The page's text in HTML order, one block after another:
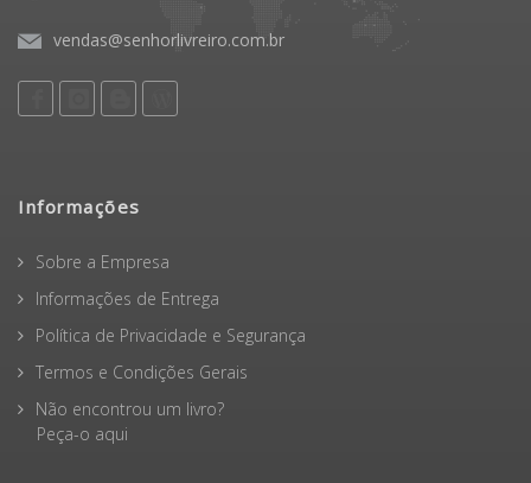
vendas@senhorlivreiro.com.br
Informações
Sobre a Empresa
Informações de Entrega
Política de Privacidade e Segurança
Termos e Condições Gerais
Não encontrou um livro?
Peça-o aqui